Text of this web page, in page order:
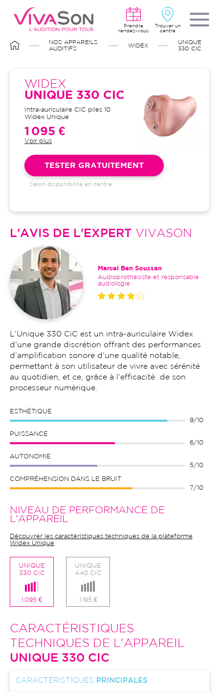
contenu
principal
Prendre
rendez-vous
Trouver un
centre
FIL
D'ARIANE
NOS APPAREILS
AUDITIFS
WIDEX
UNIQUE
330 CIC
WIDEX
UNIQUE 330 CIC
Intra-auriculaire CIC piles 10
Widex Unique
1 095 €
Voir plus
inclus : bilans auditifs, adaptation
initiale, visites de contrôle, visites
de réglages, dépannages
TESTER GRATUITEMENT
Selon disponibilité en centre
L'AVIS DE L'EXPERT VIVASON
Marcel Ben Soussan
Audioprothésiste et responsable
audiologie
L’Unique 330 CiC est un intra-auriculaire Widex
d’une grande discrétion offrant des performances
d’amplification sonore d’une qualité notable,
permettant à son utilisateur de vivre avec sérénité
au quotidien, et ce, grâce à l’efficacité de son
processeur numérique.
ESTHÉTIQUE
9/10
PUISSANCE
6/10
AUTONOMIE
5/10
COMPRÉHENSION DANS LE BRUIT
7/10
NIVEAU DE PERFORMANCE DE
L'APPAREIL
Découvrer les caractéristiques techniques de la plateforme
Widex Unique
UNIQUE
330 CIC
1 095 €
UNIQUE
440 CIC
1 195 €
CARACTÉRISTIQUES
TECHNIQUES DE L'APPAREIL
UNIQUE 330 CIC
CARACTÉRISTIQUES PRINCIPALES